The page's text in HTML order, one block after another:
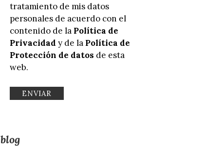
tratamiento de mis datos
personales de acuerdo con el
contenido de la Política de
Privacidad y de la Política de
Protección de datos de esta
web.
blog